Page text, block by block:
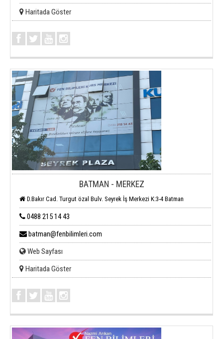
Haritada Göster
BATMAN - MERKEZ
D.Bakır Cad. Turgut özal Bulv. Seyrek İş Merkezi K:3-4 Batman
0488 215 14 43
batman@fenbilimleri.com
Web Sayfası
Haritada Göster